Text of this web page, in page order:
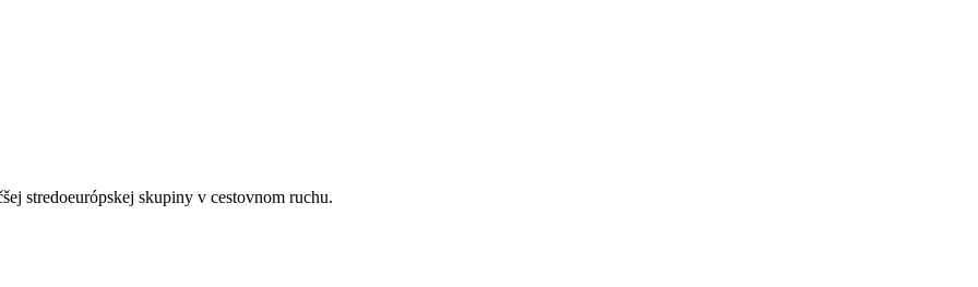
stredoeurópskej skupiny v cestovnom ruchu.